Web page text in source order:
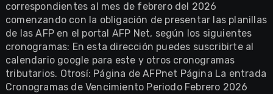
correspondientes al mes de febrero del 2026
comenzando con la obligación de presentar las planillas
de las AFP en el portal AFP Net, según los siguientes
cronogramas: En esta dirección puedes suscribirte al
calendario google para este y otros cronogramas
tributarios. Otrosí: Página de AFPnet Página La entrada
Cronogramas de Vencimiento Periodo Febrero 2026